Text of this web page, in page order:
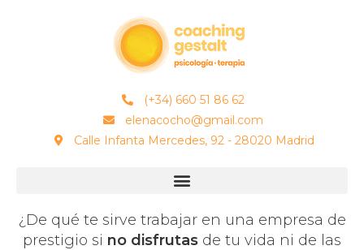
(+34) 660 51 86 62
elenacocho@gmail.com
Calle Infanta Mercedes, 92 - 28020 Madrid
¿De qué te sirve trabajar en una empresa de
prestigio si no disfrutas de tu vida ni de las